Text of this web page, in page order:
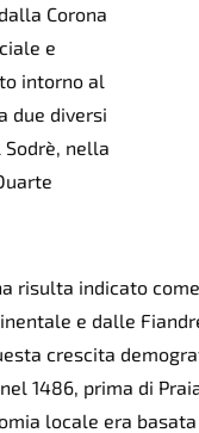
Corona
e
intorno al
due diversi
Sodrè, nella
risulta indicato
e dalle
crescita
1486, prima di
locale era